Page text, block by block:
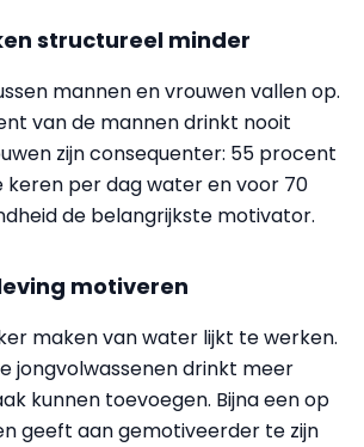
structureel minder
mannen en vrouwen vallen op.
van de mannen drinkt nooit
zijn consequenter: 55 procent
per dag water en voor 70
de belangrijkste motivator.
motiveren
maken van water lijkt te werken.
jongvolwassenen drinkt meer
kunnen toevoegen. Bijna een op
geeft aan gemotiveerder te zijn